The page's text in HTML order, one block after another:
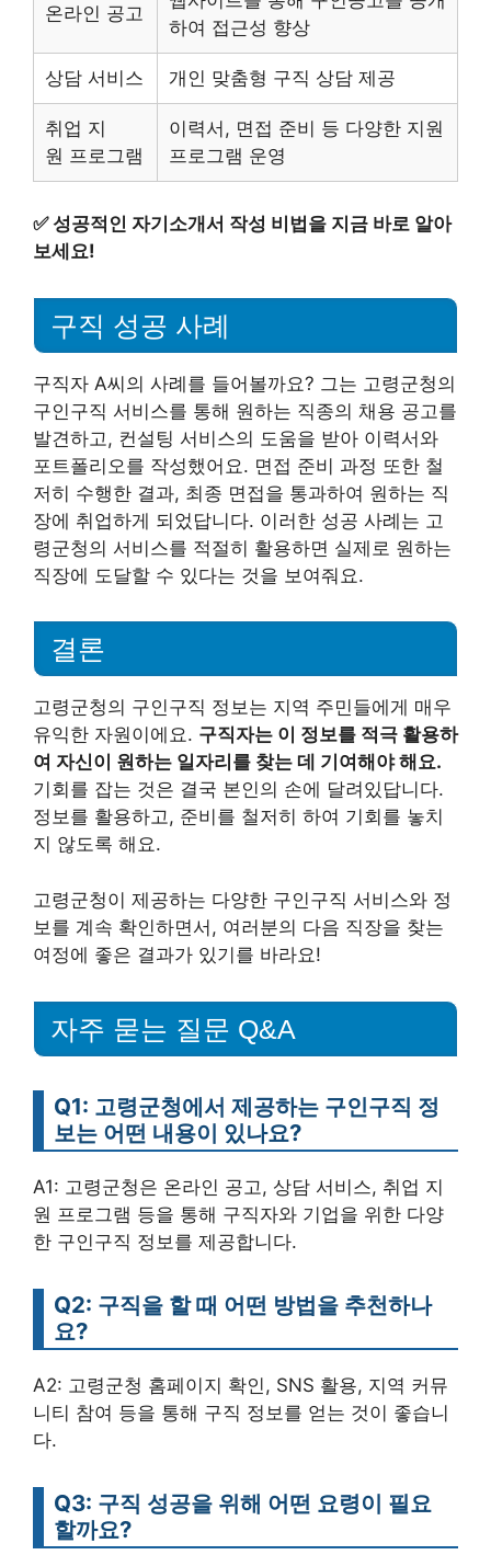
온라인 공고
하여 접근성 향상
상담 서비스 개인 맞춤형 구직 상담 제공
취업 지
원 프로그램
이력서, 면접 준비 등 다양한 지원
프로그램 운영
✅성공적인 자기소개서 작성 비법을 지금 바로 알아
보세요!
구직 성공 사례
구직자 A씨의 사례를 들어볼까요? 그는 고령군청의
구인구직 서비스를 통해 원하는 직종의 채용 공고를
발견하고, 컨설팅 서비스의 도움을 받아 이력서와
포트폴리오를 작성했어요. 면접 준비 과정 또한 철
저히 수행한 결과, 최종 면접을 통과하여 원하는 직
장에 취업하게 되었답니다. 이러한 성공 사례는 고
령군청의 서비스를 적절히 활용하면 실제로 원하는
직장에 도달할 수 있다는 것을 보여줘요.
결론
고령군청의 구인구직 정보는 지역 주민들에게 매우
유익한 자원이에요. 구직자는 이 정보를 적극 활용하
여 자신이 원하는 일자리를 찾는 데 기여해야 해요.
기회를 잡는 것은 결국 본인의 손에 달려있답니다.
정보를 활용하고, 준비를 철저히 하여 기회를 놓치
지 않도록 해요.
고령군청이 제공하는 다양한 구인구직 서비스와 정
보를 계속 확인하면서, 여러분의 다음 직장을 찾는
여정에 좋은 결과가 있기를 바라요!
자주 묻는 질문 Q&A
Q1: 고령군청에서 제공하는 구인구직 정
보는 어떤 내용이 있나요?
A1: 고령군청은 온라인 공고, 상담 서비스, 취업 지
원 프로그램 등을 통해 구직자와 기업을 위한 다양
한 구인구직 정보를 제공합니다.
Q2: 구직을 할 때 어떤 방법을 추천하나
요?
A2: 고령군청 홈페이지 확인, SNS 활용, 지역 커뮤
니티 참여 등을 통해 구직 정보를 얻는 것이 좋습니
다.
Q3: 구직 성공을 위해 어떤 요령이 필요
할까요?